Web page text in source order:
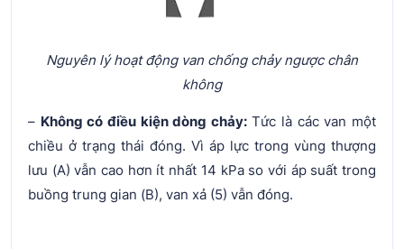
Nguyên lý hoạt động van chống chảy ngược chân
không
– Không có điều kiện dòng chảy:Tức là các van một
chiều ở trạng thái đóng. Vì áp lực trong vùng thượng
lưu (A) vẫn cao hơn ít nhất 14 kPa so với áp suất trong
buồng trung gian (B), van xả (5) vẫn đóng.